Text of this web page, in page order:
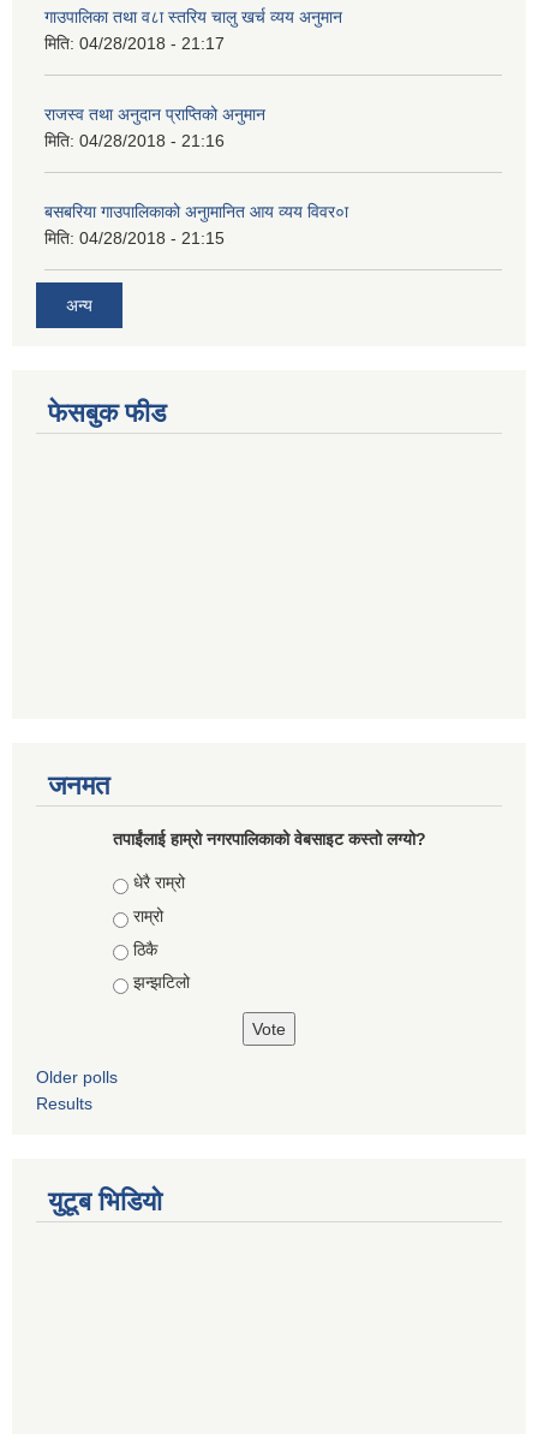
गाउपालिका तथा व८ा स्तरिय चालु खर्च व्यय अनुमान
मिति: 04/28/2018 - 21:17
राजस्व तथा अनुदान प्राप्तिको अनुमान
मिति: 04/28/2018 - 21:16
बसबरिया गाउपालिकाको अनुामानित आय व्यय विवर०ा
मिति: 04/28/2018 - 21:15
अन्य
फेसबुक फीड
जनमत
तपाईंलाई हाम्रो नगरपालिकाको वेबसाइट कस्तो लग्यो?
Choices
धेरै राम्रो
राम्रो
ठिकै
झन्झटिलो
Older polls
Results
युटूब भिडियो